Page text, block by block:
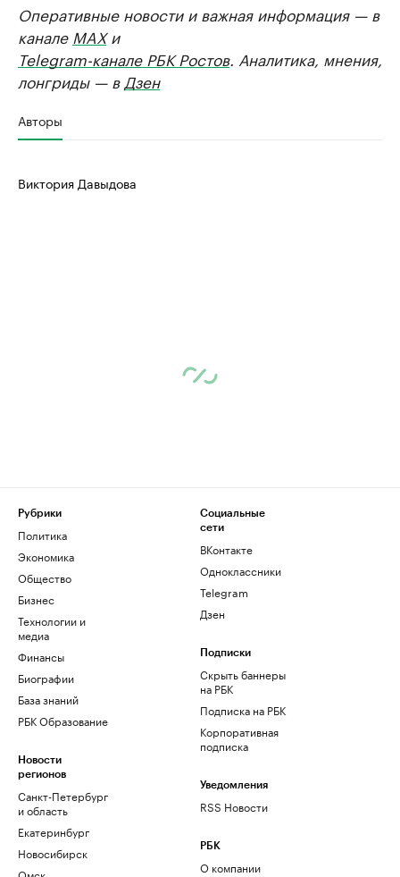
Оперативные новости и важная информация — в
канале MAXи
Telegram-канале РБК Ростов. Аналитика, мнения,
лонгриды — в Дзен
Авторы
Виктория Давыдова
Рубрики
Политика
Экономика
Общество
Бизнес
Технологии и
медиа
Финансы
Биографии
База знаний
РБК Образование
Новости
регионов
Санкт-Петербург
и область
Екатеринбург
Новосибирск
Социальные
сети
ВКонтакте
Одноклассники
Telegram
Дзен
Подписки
Скрыть баннеры
на РБК
Подписка на РБК
Корпоративная
подписка
Уведомления
RSS Новости
РБК
О компании